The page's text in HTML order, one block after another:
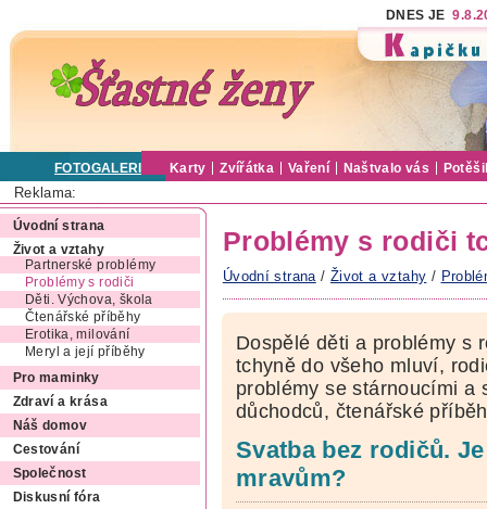
DNES JE
FOTOGALERIE Karty Zvířátka Vaření Naštvalo vás
Reklama:
Úvodní strana
Život a vztahy
Partnerské problémy
Problémy s rodiči
Děti. Výchova, škola
Čtenářské příběhy
Erotika, milování
Meryl a její příběhy
Pro maminky
Zdraví a krása
Náš domov
Cestování
Společnost
Diskusní fóra
Problémy s rodiči
Úvodní strana / Život a vztahy /
Dospělé děti a problémy s
tchyně do všeho mluví,
problémy se stárnoucími a
důchodců, čtenářské
Svatba bez rodičů.
mravům?